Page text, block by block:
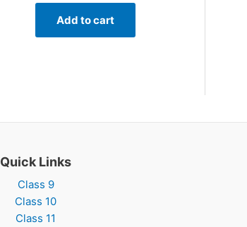
Add to cart
Quick Links
Class 9
Class 10
Class 11